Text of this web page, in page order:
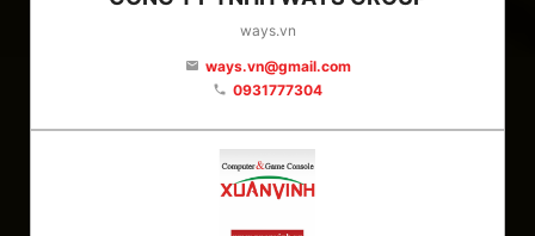
ways.vn
email ways.vn@gmail.com
phone 0931777304